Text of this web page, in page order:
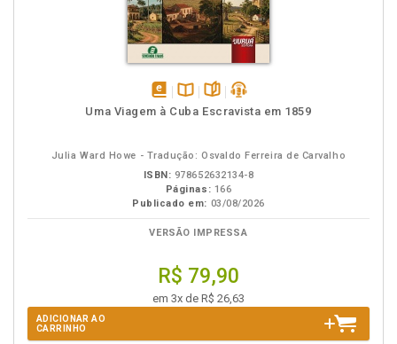
disponívelDisponível
páginaspodcast
Uma Viagem à Cuba Escravista em 1859
Julia Ward Howe - Tradução: Osvaldo Ferreira de Carvalho
ISBN: 978652632134-8
Páginas: 166
Publicado em: 03/08/2026
VERSÃO IMPRESSA
R$ 79,90
em 3x de R$ 26,63
ADICIONAR AO
CARRINHO